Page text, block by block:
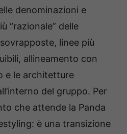
denominazioni e
“razionale” delle
linee più
allineamento con
e le architetture
del gruppo. Per
che attende la Panda
è una transizione